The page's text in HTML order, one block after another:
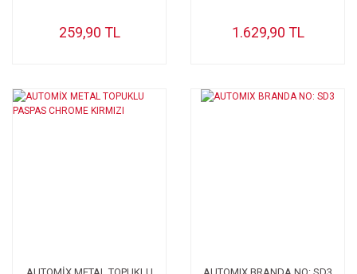
259,90 TL 1.629,90 TL